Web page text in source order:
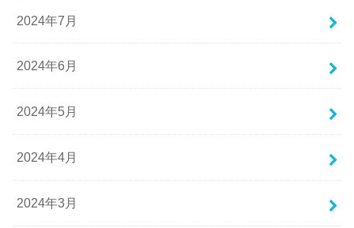
2024年7月
2024年6月
2024年5月
2024年4月
2024年3月